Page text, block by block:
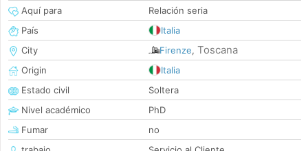
Aquí para
Relación seria
País
Italia
City
Firenze, Toscana
Origin
Italia
Estado civil
Soltera
Nivel académico
PhD
Fumar
no